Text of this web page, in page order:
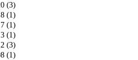
(3)
(1)
(1)
(1)
(3)
(1)